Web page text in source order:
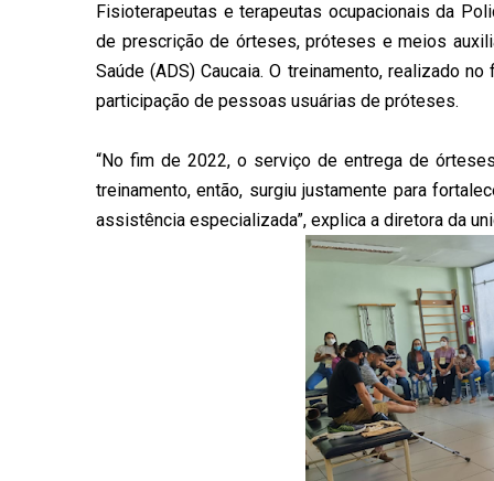
Fisioterapeutas e terapeutas ocupacionais da
de prescrição de órteses, próteses e meios
Saúde (ADS) Caucaia. O treinamento, realizado
participação de pessoas usuárias de próteses.
“No fim de 2022, o serviço de entrega de
treinamento, então, surgiu justamente para
assistência especializada”, explica a diretora da